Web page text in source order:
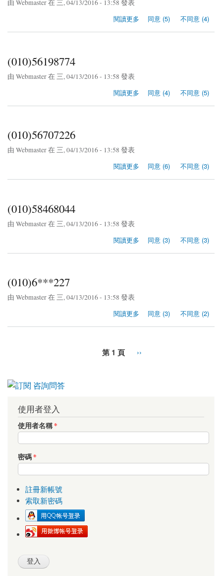
由 Webmaster在 三, 04/13/2016 - 13:58 發表
閱讀更多 同意 (5) 不同意 (4)
(010)56198774
由 Webmaster在 三, 04/13/2016 - 13:58 發表
閱讀更多 同意 (4) 不同意 (5)
(010)56707226
由 Webmaster在 三, 04/13/2016 - 13:58 發表
閱讀更多 同意 (6) 不同意 (3)
(010)58468044
由 Webmaster在 三, 04/13/2016 - 13:58 發表
閱讀更多 同意 (3) 不同意 (3)
(010)6***227
由 Webmaster在 三, 04/13/2016 - 13:58 發表
閱讀更多 同意 (3) 不同意 (2)
第 1 頁 ››
使用者登入
使用者名稱*
密碼*
註冊新帳號
索取新密碼